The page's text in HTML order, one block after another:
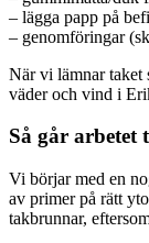
– lägga papp på
– genomföringar
När vi lämnar taket
väder och vind i
Så går
Vi börjar med en
av primer på rätt
takbrunnar,